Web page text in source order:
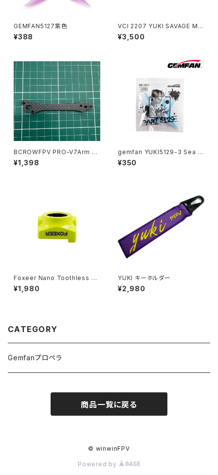
GEMFAN5127紫色
¥388
VCI 2207 YUKI SAVAGE MO
TOR 2160kv
¥3,500
BCROWFPV PRO-V7Arm 1p
ces
¥1,398
gemfan YUKI5129-3 Sea Bl
ue
¥350
Foxeer Nano Toothless 2
FPV Camera Case
¥1,980
YUKI キーホルダー
¥2,980
CATEGORY
Gemfanプロペラ
商品一覧に戻る
© winwinFPV
Powered by